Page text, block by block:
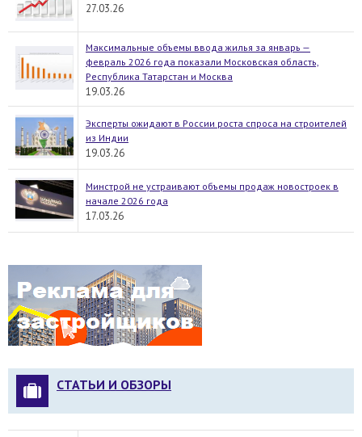
27.03.26
Максимальные объемы ввода жилья за январь —
февраль 2026 года показали Московская область,
Республика Татарстан и Москва
19.03.26
Эксперты ожидают в России роста спроса на строителей
из Индии
19.03.26
Минстрой не устраивают объемы продаж новостроек в
начале 2026 года
17.03.26
СТАТЬИ И ОБЗОРЫ